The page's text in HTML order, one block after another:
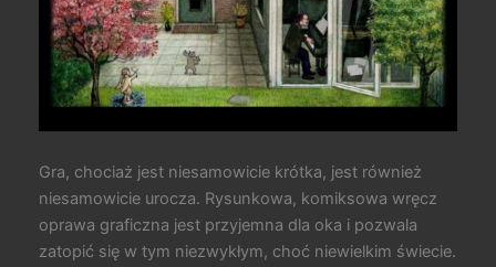
Gra, chociaż jest niesamowicie krótka, jest również
niesamowicie urocza. Rysunkowa, komiksowa wręcz
oprawa graficzna jest przyjemna dla oka i pozwala
zatopić się w tym niezwykłym, choć niewielkim świecie.